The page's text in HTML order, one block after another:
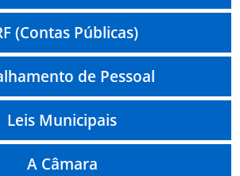
(Contas Públicas)
de Pessoal
Leis Municipais
A Câmara